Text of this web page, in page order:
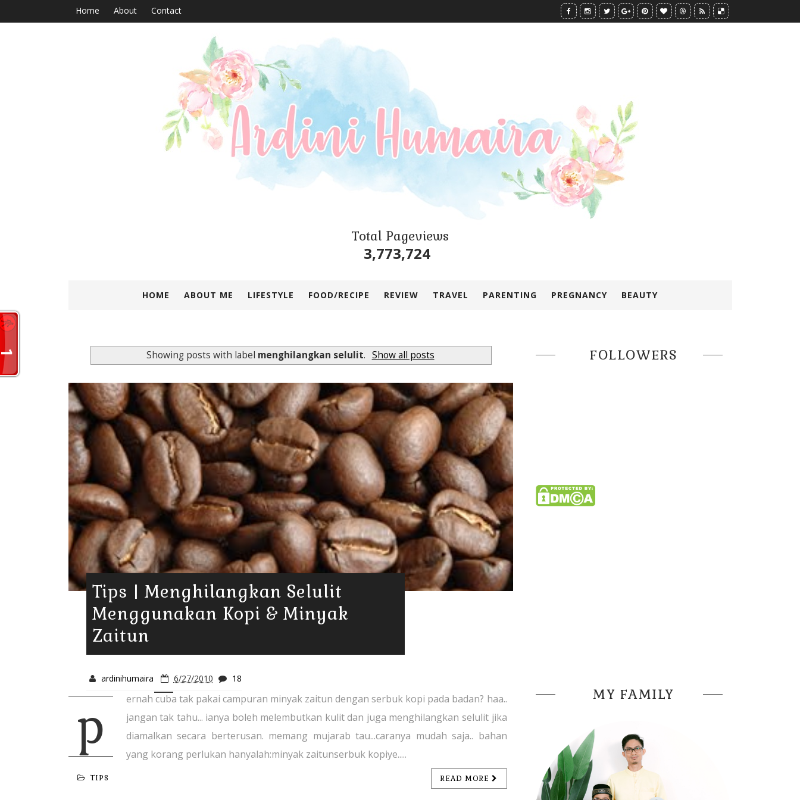
Home About Contact
Total Pageviews
3,773,724
HOME ABOUT ME LIFESTYLE FOOD/RECIPE REVIEW TRAVEL PARENTING PREGNANCY BEAUTY
Showing posts with label menghilangkan selulit. Show all posts
Tips | Menghilangkan Selulit
Menggunakan Kopi & Minyak
Zaitun
ardinihumaira 6/27/2010 18
p
ernah cuba tak pakai campuran minyak zaitun dengan serbuk kopi pada badan? haa..
jangan tak tahu... ianya boleh melembutkan kulit dan juga menghilangkan selulit jika
diamalkan secara berterusan. memang mujarab tau...caranya mudah saja.. bahan
yang korang perlukan hanyalah:minyak zaitunserbuk kopiye.....
TIPS READ MORE
FOLLOWERS
MY FAMILY